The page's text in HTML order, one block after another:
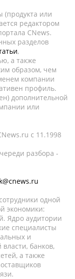
или
редактором
CNews.
разделов
,
а также
образом, чем
компании
профиль.
дополнительной
или
c 11.1998
разбора -
одной
экономики:
Ядро аудитории
специалисты
и
банков,
а также